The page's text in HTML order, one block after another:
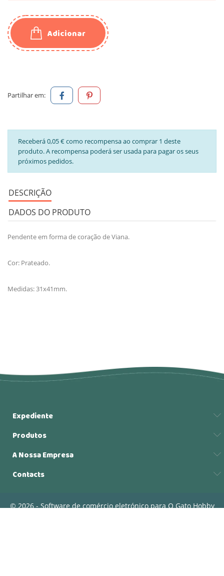
Adicionar
Partilhar em:
Receberá 0,05 € como recompensa ao comprar 1 deste
produto. A recompensa poderá ser usada para pagar os seus
próximos pedidos.
DESCRIÇÃO
DADOS DO PRODUTO
Pendente em forma de coração de Viana.
Cor: Prateado.
Medidas: 31x41mm.
Expediente
Produtos
A Nossa Empresa
Contacts
© 2026 - Software de comércio eletrónico para O Gato Hobby